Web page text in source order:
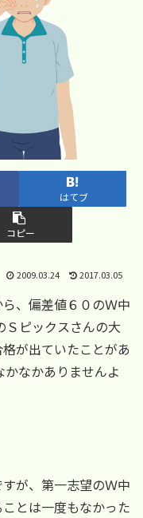
はてブ
コピー
2009.03.24 2017.03.05
、偏差値６０のＷ中
Ｓピックスさんの大
が出ていたことがあ
なかありませんよ
が、第一志望のＷ中
とは一度もなかった